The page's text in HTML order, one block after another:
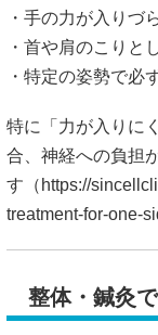
・手の力が入りづ
・首や肩のこりと
・特定の姿勢で必
特に「力が入りに
合、神経への負担
す（ https://
treatment-for-one-
整体・鍼灸